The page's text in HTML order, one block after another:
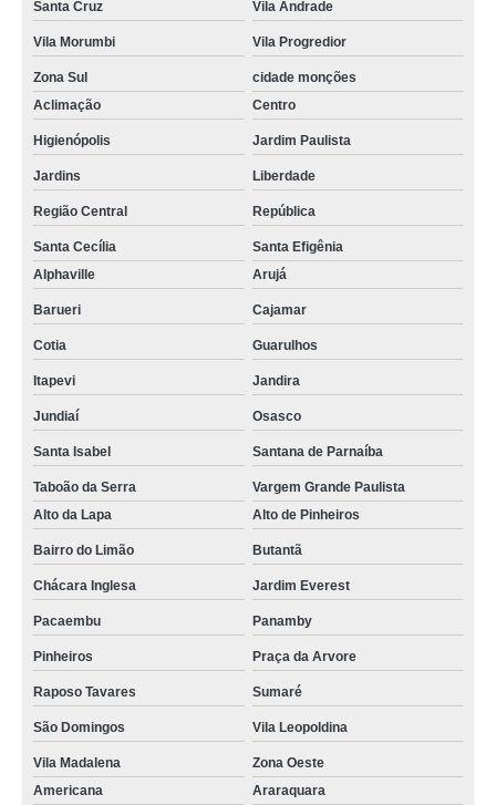
Santa Cruz Vila Andrade
Vila Morumbi Vila Progredior
Zona Sul
cidade monções
Aclimação
Centro
Higienópolis Jardim Paulista
Jardins Liberdade
Região Central República
Santa Cecília
Santa Efigênia
Alphaville
Arujá
Barueri Cajamar
Cotia Guarulhos
Itapevi Jandira
Jundiaí Osasco
Santa Isabel Santana de Parnaíba
Taboão da Serra
Vargem Grande Paulista
Alto da Lapa
Alto de Pinheiros
Bairro do Limão Butantã
Chácara Inglesa Jardim Everest
Pacaembu Panamby
Pinheiros Praça da Arvore
Raposo Tavares Sumaré
São Domingos Vila Leopoldina
Vila Madalena
Zona Oeste
Americana
Araraquara